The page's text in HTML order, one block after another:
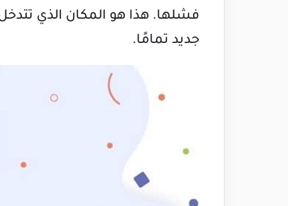
فشلها. هذا هو المكان الذي
جديد تمامًا.